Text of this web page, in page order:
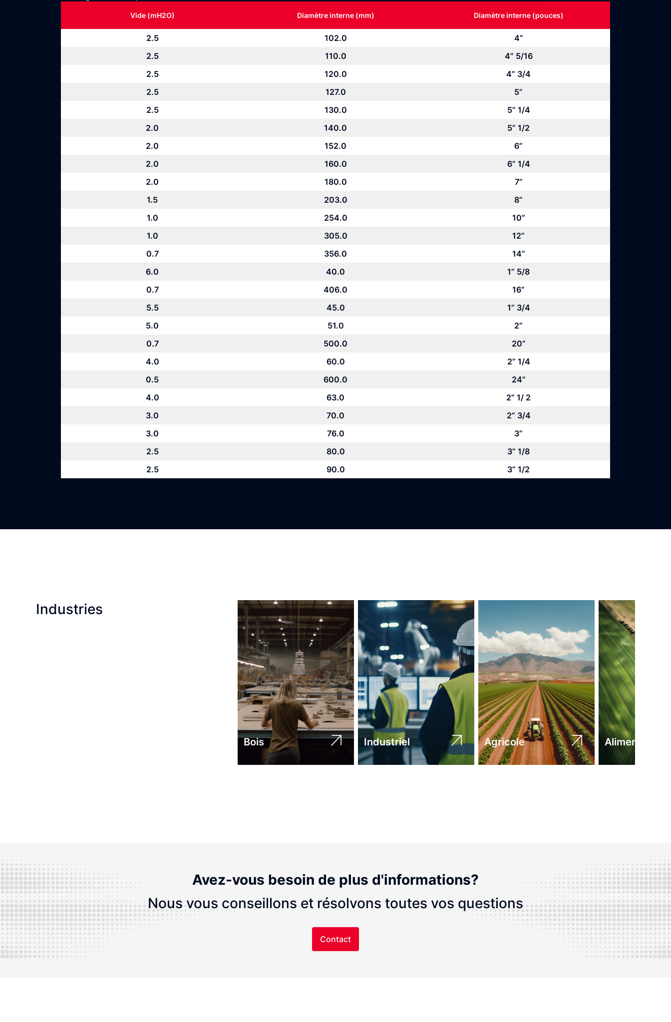
Vide (mH2O) Diamètre interne (mm) Diamètre interne (pouces)
2.5 102.0
4”
2.5
110.0
4” 5/16
2.5
120.0
4” 3/4
2.5
127.0
5”
2.5
130.0
5” 1/4
2.0
140.0
5” 1/2
2.0
152.0
6”
2.0
160.0
6” 1/4
2.0
180.0
7”
1.5
203.0
8”
1.0
254.0
10”
1.0
305.0
12”
0.7
356.0
14”
6.0
40.0
1” 5/8
0.7
406.0
16”
5.5
45.0
1” 3/4
5.0
51.0
2”
0.7
500.0
20”
4.0
60.0
2” 1/4
0.5
600.0
24”
4.0
63.0
2” 1/ 2
3.0
70.0
2” 3/4
3.0
76.0
3”
2.5
80.0
3” 1/8
2.5
90.0 3” 1/2
Industries
Bois Industriel Agricole Alimentaire
Avez-vous besoin de plus d'informations?
Nous vous conseillons et résolvons toutes vos questions
Contact